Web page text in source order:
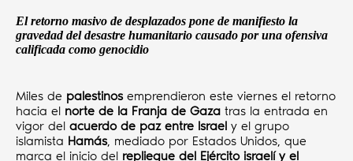
El retorno masivo de desplazados pone de manifiesto la
gravedad del desastre humanitario causado por una ofensiva
calificada como genocidio
Miles de palestinos emprendieron este viernes el retorno
hacia el norte de la Franja de Gaza tras la entrada en
vigor del acuerdo de paz entre Israel y el grupo
islamista Hamás, mediado por Estados Unidos, que
marca el inicio del repliegue del Ejército israelí y el